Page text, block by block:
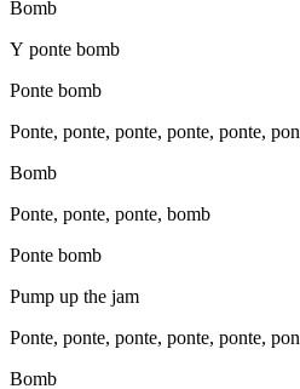
Bomb
Y ponte bomb
Ponte bomb
Ponte, ponte, ponte, ponte, ponte,
Bomb
Ponte, ponte, ponte, bomb
Ponte bomb
Pump up the jam
Ponte, ponte, ponte, ponte, ponte,
Bomb